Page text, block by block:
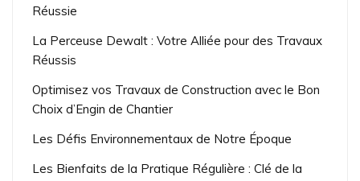
Réussie
La Perceuse Dewalt : Votre Alliée pour des Travaux
Réussis
Optimisez vos Travaux de Construction avec le Bon
Choix d’Engin de Chantier
Les Défis Environnementaux de Notre Époque
Les Bienfaits de la Pratique Régulière : Clé de la